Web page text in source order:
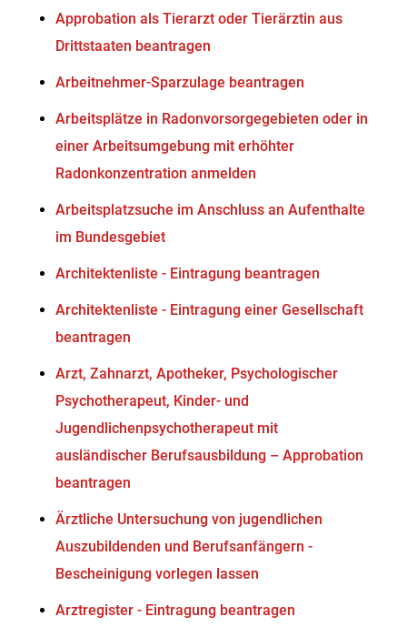
Approbation als Tierarzt oder Tierärztin aus
Drittstaaten beantragen
Arbeitnehmer-Sparzulage beantragen
Arbeitsplätze in Radonvorsorgegebieten oder in
einer Arbeitsumgebung mit erhöhter
Radonkonzentration anmelden
Arbeitsplatzsuche im Anschluss an Aufenthalte
im Bundesgebiet
Architektenliste - Eintragung beantragen
Architektenliste - Eintragung einer Gesellschaft
beantragen
Arzt, Zahnarzt, Apotheker, Psychologischer
Psychotherapeut, Kinder- und
Jugendlichenpsychotherapeut mit
ausländischer Berufsausbildung – Approbation
beantragen
Ärztliche Untersuchung von jugendlichen
Auszubildenden und Berufsanfängern -
Bescheinigung vorlegen lassen
Arztregister - Eintragung beantragen